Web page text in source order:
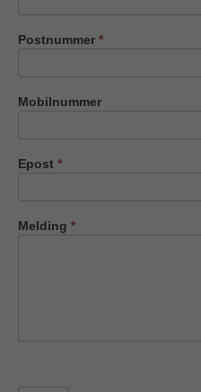
Postnummer *
Mobilnummer
Epost *
Melding *